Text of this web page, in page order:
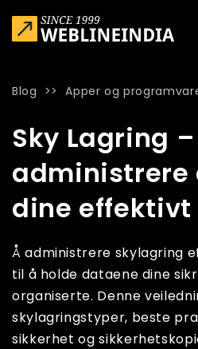
Blog >>Apper og
Sky Lagring
administrere
dine effektivt
Å administrere skylagring
til å holde dataene dine
organiserte. Denne
skylagringstyper, beste
sikkerhet og